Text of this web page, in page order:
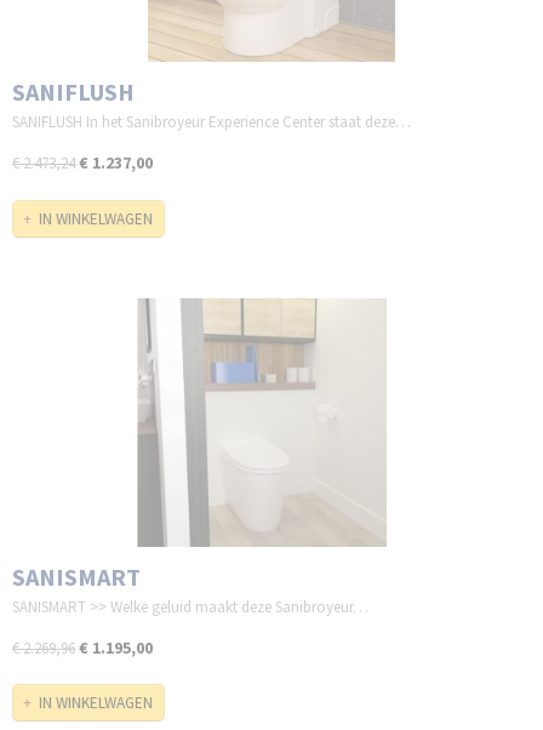
SANIFLUSH
SANIFLUSH In het Sanibroyeur Experience Center staat deze…
€ 2.473,24€ 1.237,00
IN WINKELWAGEN
SANISMART
SANISMART >> Welke geluid maakt deze Sanibroyeur…
€ 2.269,96€ 1.195,00
IN WINKELWAGEN